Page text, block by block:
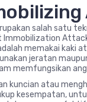
salah satu
memakai kaki
jeratan
memfungsikan
kuncian atau
kesempatan,